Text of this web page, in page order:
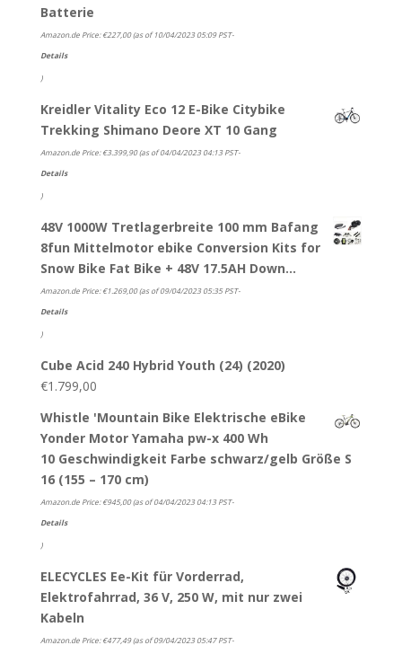
Batterie
Amazon.de Price:€227,00(as of 10/04/2023 05:09 PST-
Details
)
Kreidler Vitality Eco 12 E-Bike Citybike
Trekking Shimano Deore XT 10 Gang
Amazon.de Price:€3.399,90(as of 04/04/2023 04:13 PST-
Details
)
48V 1000W Tretlagerbreite 100 mm Bafang
8fun Mittelmotor ebike Conversion Kits for
Snow Bike Fat Bike + 48V 17.5AH Down…
Amazon.de Price:€1.269,00(as of 09/04/2023 05:35 PST-
Details
)
Cube Acid 240 Hybrid Youth (24) (2020)
€1.799,00
Whistle 'Mountain Bike Elektrische eBike
Yonder Motor Yamaha pw-x 400 Wh
10 Geschwindigkeit Farbe schwarz/gelb Größe S
16 (155 – 170 cm)
Amazon.de Price:€945,00(as of 04/04/2023 04:13 PST-
Details
)
ELECYCLES Ee-Kit für Vorderrad,
Elektrofahrrad, 36 V, 250 W, mit nur zwei
Kabeln
Amazon.de Price:€477,49(as of 09/04/2023 05:47 PST-